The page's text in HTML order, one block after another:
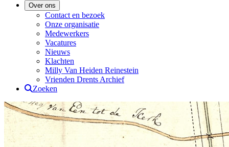
Over ons
Contact en bezoek
Onze organisatie
Medewerkers
Vacatures
Nieuws
Klachten
Milly Van Heiden Reinestein
Vrienden Drents Archief
Zoeken
Drents Archief